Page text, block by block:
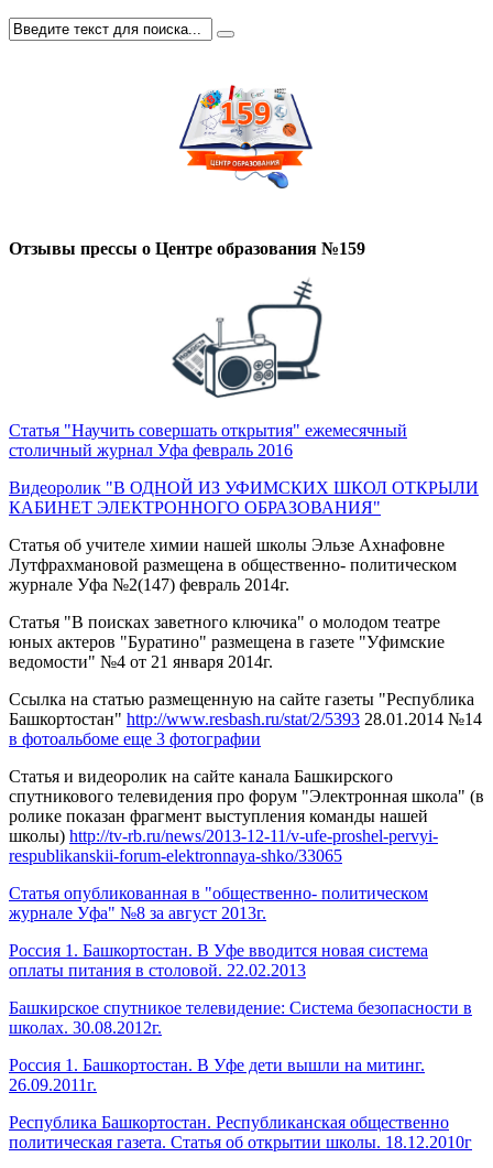
Отзывы прессы о Центре образования №159
Статья "Научить совершать открытия" ежемесячный
столичный журнал Уфа февраль 2016
Видеоролик "В ОДНОЙ ИЗ УФИМСКИХ ШКОЛ ОТКРЫЛИ
КАБИНЕТ ЭЛЕКТРОННОГО ОБРАЗОВАНИЯ"
Статья об учителе химии нашей школы Эльзе Ахнафовне
Лутфрахмановой размещена в общественно- политическом
журнале Уфа №2(147) февраль 2014г.
Статья "В поисках заветного ключика" о молодом театре
юных актеров "Буратино" размещена в газете "Уфимские
ведомости" №4 от 21 января 2014г.
Ссылка на статью размещенную на сайте газеты "Республика
Башкортостан" http://www.resbash.ru/stat/2/5393 28.01.2014 №14
в фотоальбоме еще 3 фотографии
Статья и видеоролик на сайте канала Башкирского
спутникового телевидения про форум "Электронная школа" (в
ролике показан фрагмент выступления команды нашей
школы) http://tv-rb.ru/news/2013-12-11/v-ufe-proshel-pervyi-
respublikanskii-forum-elektronnaya-shko/33065
Статья опубликованная в "общественно- политическом
журнале Уфа" №8 за август 2013г.
Россия 1. Башкортостан. В Уфе вводится новая система
оплаты питания в столовой. 22.02.2013
Башкирское спутникое телевидение: Система безопасности в
школах. 30.08.2012г.
Россия 1. Башкортостан. В Уфе дети вышли на митинг.
26.09.2011г.
Республика Башкортостан. Республиканская общественно
политическая газета. Статья об открытии школы. 18.12.2010г